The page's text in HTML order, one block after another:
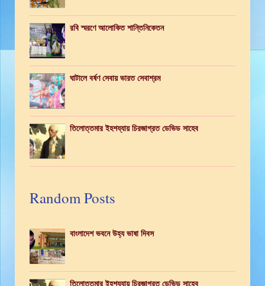
রবি স্মরণে আলোকিত শান্তিনিকেতন
ঘাটালে বর্ষণ সেবায় ভারত সেবাশ্রম
তিলোত্তমার ইহশয্যায় চিরজাগ্রত ডেভিড সাহেব
Random Posts
বাংলাদেশ ভবনে উহ্য ভাষা দিবস
তিলোত্তমার ইহশয্যায় চিরজাগ্রত ডেভিড সাহেব